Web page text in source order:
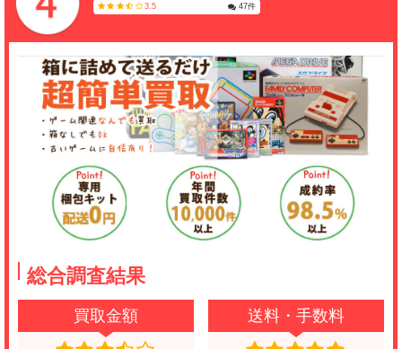
3.5 47件
総合調査結果
買取金額 送料・手数料